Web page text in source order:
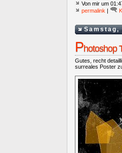
Von mir um
permalink |
Samstag,
Photoshop
Gutes, recht
surreales Poster